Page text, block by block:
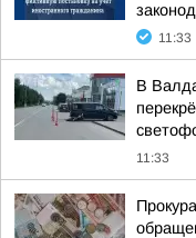
11:33
В
11:33